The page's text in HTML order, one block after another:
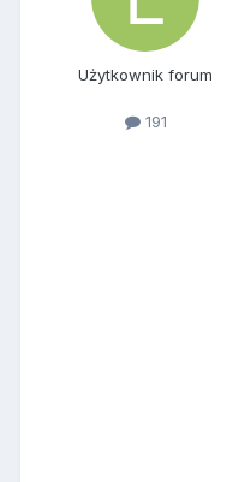
Użytkownik forum
191